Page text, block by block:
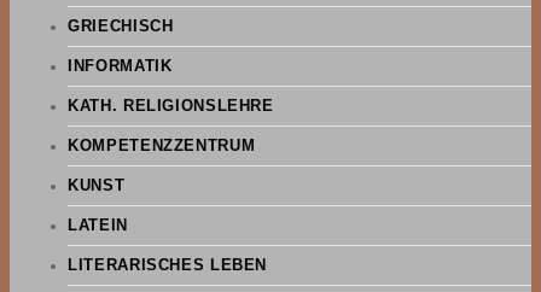
GRIECHISCH
INFORMATIK
KATH. RELIGIONSLEHRE
KOMPETENZZENTRUM
KUNST
LATEIN
LITERARISCHES LEBEN